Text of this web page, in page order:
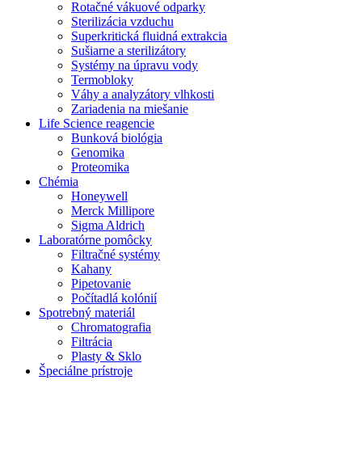
Rotačné vákuové odparky
Sterilizácia vzduchu
Superkritická fluidná extrakcia
Sušiarne a sterilizátory
Systémy na úpravu vody
Termobloky
Váhy a analyzátory vlhkosti
Zariadenia na miešanie
Life Science reagencie
Bunková biológia
Genomika
Proteomika
Chémia
Honeywell
Merck Millipore
Sigma Aldrich
Laboratórne pomôcky
Filtračné systémy
Kahany
Pipetovanie
Počítadlá kolónií
Spotrebný materiál
Chromatografia
Filtrácia
Plasty & Sklo
Špeciálne prístroje